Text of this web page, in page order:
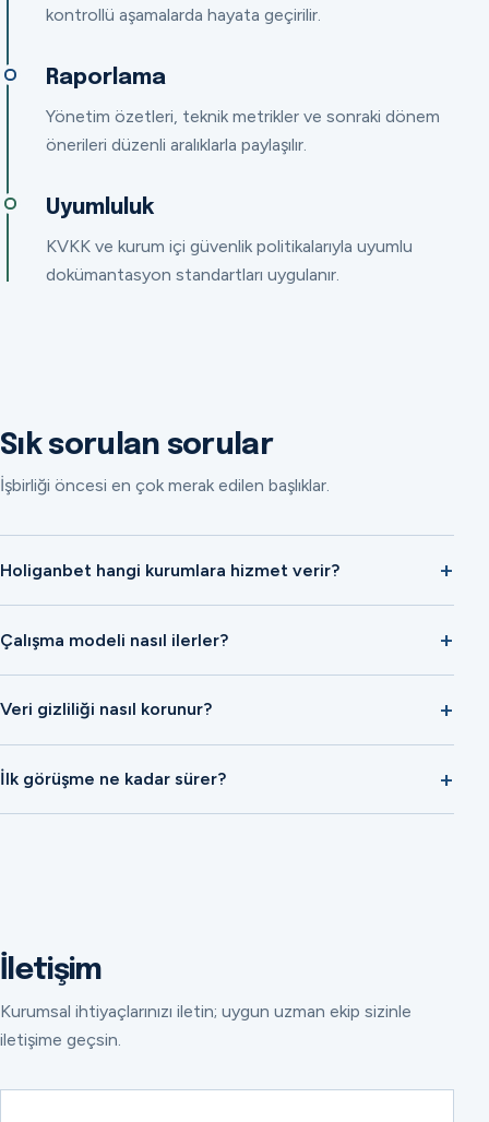
kontrollü aşamalarda hayata geçirilir.
Raporlama
Yönetim özetleri, teknik metrikler ve sonraki dönem
önerileri düzenli aralıklarla paylaşılır.
Uyumluluk
KVKK ve kurum içi güvenlik politikalarıyla uyumlu
dokümantasyon standartları uygulanır.
Sık sorulan sorular
İşbirliği öncesi en çok merak edilen başlıklar.
Holiganbet hangi kurumlara hizmet verir?
Çalışma modeli nasıl ilerler?
Veri gizliliği nasıl korunur?
İlk görüşme ne kadar sürer?
İletişim
Kurumsal ihtiyaçlarınızı iletin; uygun uzman ekip sizinle
iletişime geçsin.